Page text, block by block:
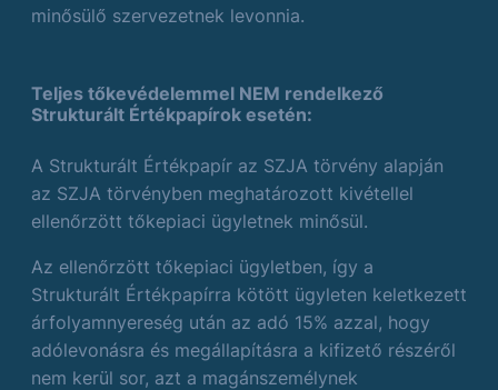
minősülő szervezetnek levonnia.
Teljes tőkevédelemmel NEM rendelkező
Strukturált Értékpapírok esetén:
A Strukturált Értékpapír az SZJA törvény alapján
az SZJA törvényben meghatározott kivétellel
ellenőrzött tőkepiaci ügyletnek minősül.
Az ellenőrzött tőkepiaci ügyletben, így a
Strukturált Értékpapírra kötött ügyleten keletkezett
árfolyamnyereség után az adó 15% azzal, hogy
adólevonásra és megállapításra a kifizető részéről
nem kerül sor, azt a magánszemélynek